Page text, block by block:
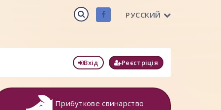
РУССКИЙ
Вхід Реєстріція
Прибуткове свинарство